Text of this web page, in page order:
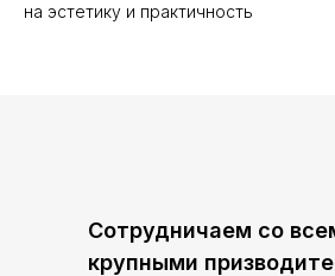
на эстетику и практичность
Сотрудничаем со
крупными